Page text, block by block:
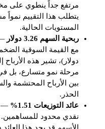
مرتفع جداً ينطوي على
يتطلب هذا التقييم نمواً
المستويات الحالية.
ربحية السهم 3.26 دولار
دولار)، تشير هذه
مرحلة نمو متسارع، بل
بين الأرباح المحتشمة
الحذر.
عائد التوزيعات 1.51%
—
نقدي محدود